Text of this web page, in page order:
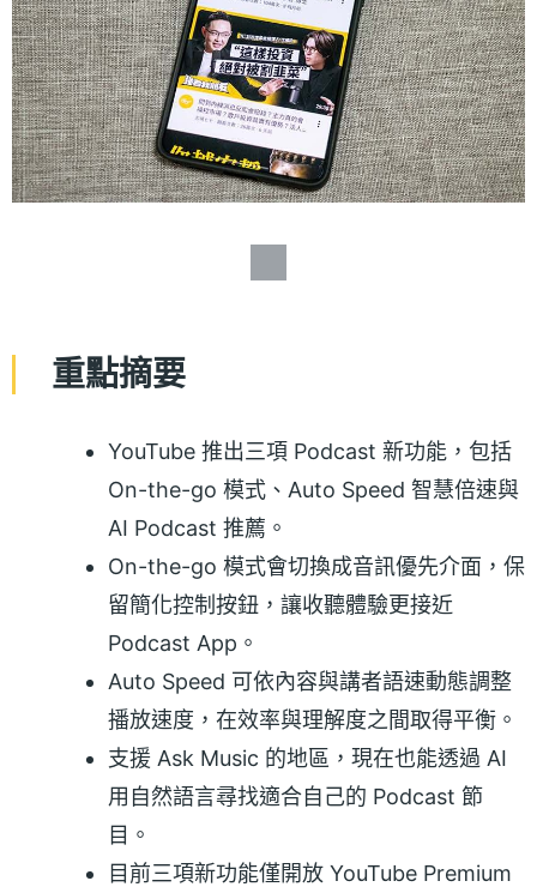
重點摘要
YouTube 推出三項 Podcast 新功能，包括
On-the-go 模式、Auto Speed 智慧倍速與
AI Podcast 推薦。
On-the-go 模式會切換成音訊優先介面，保
留簡化控制按鈕，讓收聽體驗更接近
Podcast App。
Auto Speed 可依內容與講者語速動態調整
播放速度，在效率與理解度之間取得平衡。
支援 Ask Music 的地區，現在也能透過 AI
用自然語言尋找適合自己的 Podcast 節
目。
目前三項新功能僅開放 YouTube Premium